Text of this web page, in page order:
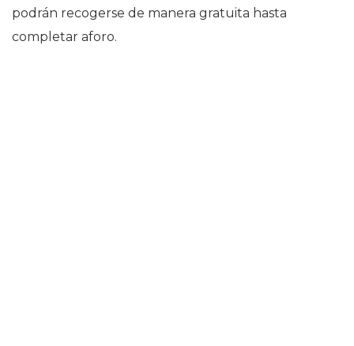
podrán recogerse de manera gratuita hasta
completar aforo.